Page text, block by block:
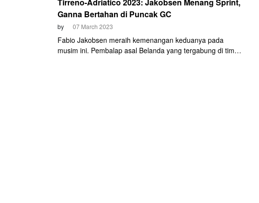
Ganna Bertahan di Puncak GC
by 07 March 2023
Fabio Jakobsen meraih kemenangan keduanya pada
musim ini. Pembalap asal Belanda yang tergabung di tim